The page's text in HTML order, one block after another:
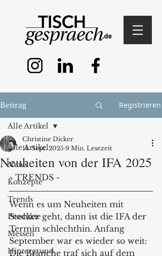
Beitrag Registrieren
Alle Artikel
News
Konzepte
Trends
Produkte
Messen
Hintergrund
Alle Artikel
Neuheiten von der IFA 2025
Christine Dicker
14. Sept. 2025 9 Min. Lesezeit
- TRENDS -
Wenn es um Neuheiten mit
Stecker geht, dann ist die IFA der
Termin schlechthin. Anfang
September war es wieder so weit:
Die Branche traf sich auf dem